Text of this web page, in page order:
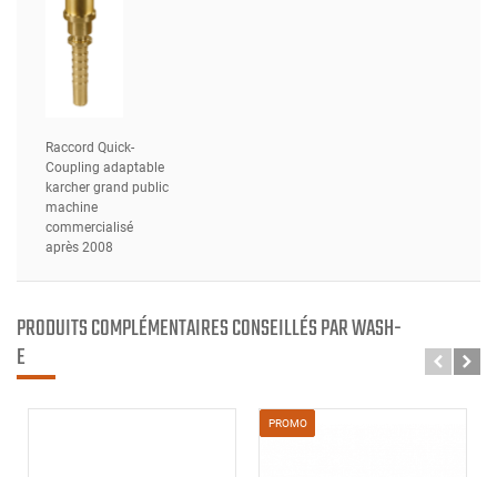
Raccord Quick-
Coupling adaptable
karcher grand public
machine
commercialisé
après 2008
PRODUITS COMPLÉMENTAIRES CONSEILLÉS PAR WASH-
E
PROMO